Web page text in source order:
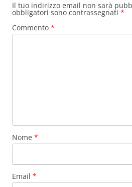
Il tuo indirizzo email non sarà
obbligatori sono contrassegnati *
Commento *
Nome *
Email *